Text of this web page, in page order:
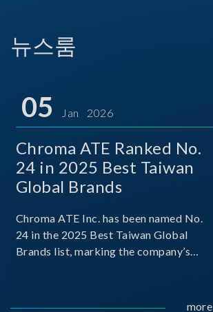
뉴스룸
05 Jan 2026
Chroma ATE Ranked No.
24 in 2025 Best Taiwan
Global Brands
Chroma ATE Inc. has been named No.
24 in the 2025 Best Taiwan Global
Brands list, marking the company’s
more